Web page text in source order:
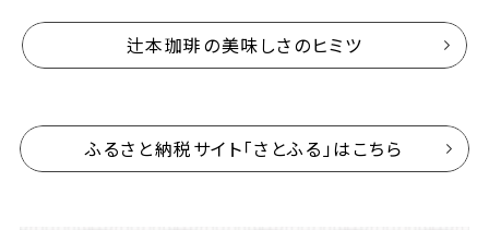
辻本珈琲の美味しさのヒミツ
ふるさと納税サイト「さとふる」はこちら